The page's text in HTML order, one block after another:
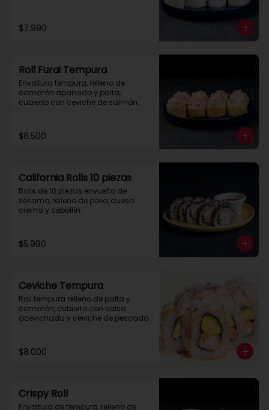
$7.990
Roll Furai Tempura
Envoltura tempura, relleno de
camarón apanado y palta,
cubierto con ceviche de salmón.
$8.500
California Rolls 10 piezas
Rolls de 10 piezas envuelto de
sésamo, relleno de pollo, queso
crema y cebollín.
$5.990
Ceviche Tempura
Roll tempura relleno de palta y
camarón, cubierto con salsa
acevichada y ceviche de pescado.
$8.000
Crispy Roll
Envoltura de tempura, relleno de